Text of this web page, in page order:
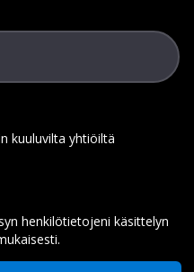
kuuluvilta yhtiöiltä
henkilötietojeni käsittelyn